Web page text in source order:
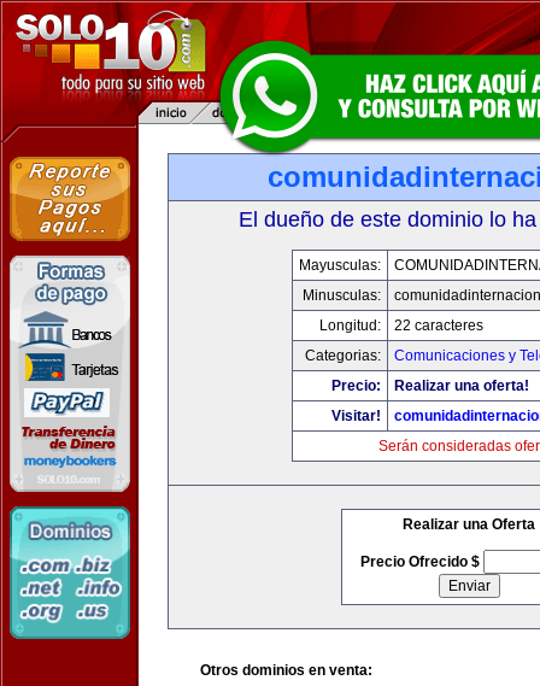
El dueño de este dominio lo
Mayusculas:
Minusculas:
Longitud:
22 caracteres
Categorias:
Comunicaciones y
Precio:
Realizar una oferta!
Visitar!
Serán consideradas
Realizar una Oferta
Precio Ofrecido $
Otros dominios en venta: